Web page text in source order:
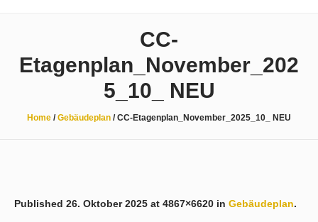
CC-
Etagenplan_November_202
5_10_ NEU
Home /Gebäudeplan /CC-Etagenplan_November_2025_10_ NEU
Published 26. Oktober 2025 at 4867×6620 in Gebäudeplan.